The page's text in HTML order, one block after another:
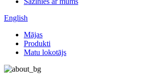
English
Mājas
Produkti
Matu lokotājs